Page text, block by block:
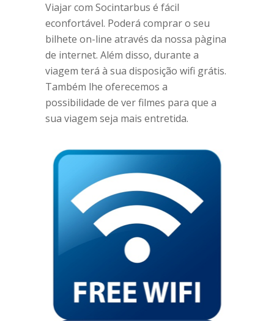
Viajar com Socintarbus é fácil
econfortável. Poderá comprar o seu
bilhete on-line através da nossa pàgina
de internet. Além disso, durante a
viagem terá à sua disposição wifi grátis.
Também lhe oferecemos a
possibilidade de ver filmes para que a
sua viagem seja mais entretida.